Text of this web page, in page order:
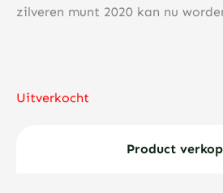
zilveren munt 2020 kan nu
Uitverkocht
Product